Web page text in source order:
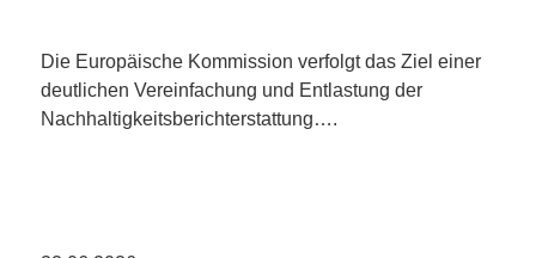
Die Europäische Kommission verfolgt das Ziel einer
deutlichen Vereinfachung und Entlastung der
Nachhaltigkeitsberichterstattung….